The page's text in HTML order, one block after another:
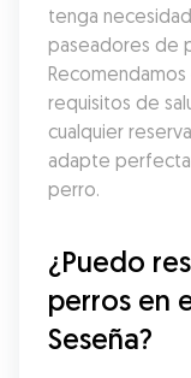
tenga
paseadores de
requisitos de
cualquier
adapte
perro.
¿Puedo
perros en
Seseña?